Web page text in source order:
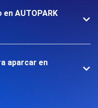
AUTOPARK
aparcar en